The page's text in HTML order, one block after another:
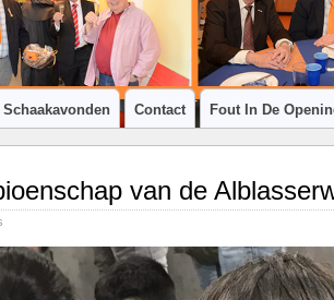
Schaakavonden Contact Fout In De
van de